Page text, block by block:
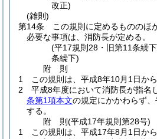
改正)
(雑則)
第14条
この規則に定めるもののほ
必要な事項は、消防長が定める。
(平17規則28・旧第11条繰
条繰下)
附 則
1
この規則は、平成8年10月1日から
2
平成8年度において消防長が指名
条第1項本文の規定にかかわらず
する。
附 則(平成17年規則第28号)
1
この規則は、平成17年8月1日から